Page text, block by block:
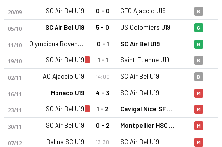
20/09 SC Air Bel U19 0 - 0 GFC Ajaccio U19 B
05/10 SC Air Bel U19 5 - 0 US Colomiers U19 G
11/10 Olympique Rovenain U19 0 - 1 SC Air Bel U19 G
19/10 SC Air Bel U19 1 - 1 Saint-Etienne U19 B
02/11 AC Ajaccio U19 14:00 SC Air Bel U19 B
16/11 Monaco U19 4 - 3 SC Air Bel U19 M
23/11 SC Air Bel U19 1 - 2 Cavigal Nice SF U19 M
30/11 SC Air Bel U19 0 - 2 Montpellier HSC U19 M
07/12 Balma SC U19 13:30 SC Air Bel U19 M